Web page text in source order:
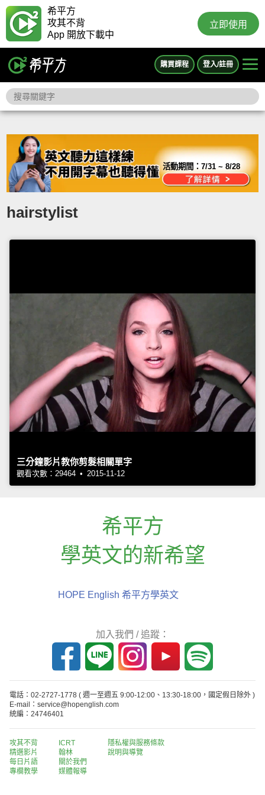
希平方
攻其不背
App 開放下載中
立即使用
購買課程 登入/註冊
活動期間：7/31 ~ 8/28
hairstylist
三分鐘影片教你剪髮相關單字
觀看次數：29464 • 2015-11-12
希平方
學英文的新希望
HOPE English 希平方學英文
加入我們 / 追蹤：
電話：02-2727-1778 ( 週一至週五 9:00-12:00、13:30-18:00，國定假日除外 )
E-mail：service@hopenglish.com
統編：24746401
攻其不背
精選影片
每日片語
專欄教學
ICRT
翰林
關於我們
媒體報導
隱私權與服務條款
說明與導覽